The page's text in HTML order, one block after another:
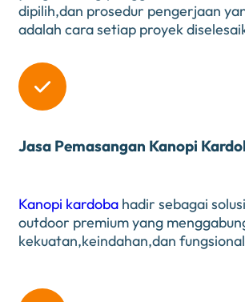
dipilih,dan prosedur pengerjaan
adalah cara setiap proyek

Jasa Pemasangan Kanopi
Kanopi kardoba hadir sebagai
outdoor premium yang
kekuatan,keindahan,dan